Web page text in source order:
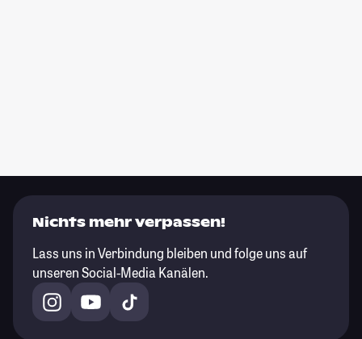
Nichts mehr verpassen!
Lass uns in Verbindung bleiben und folge uns auf
unseren Social-Media Kanälen.